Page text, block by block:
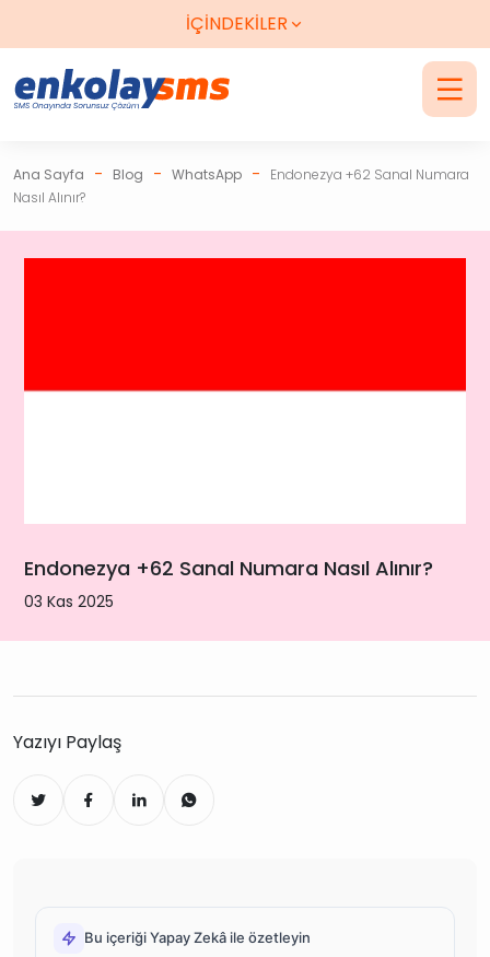
Paranız İade
Ana Sayfa - Blog - WhatsApp -
Endonezya +62 Sanal Numara
Nasıl Alınır?
Endonezya +62 Sanal Numara Nasıl Alınır?
03 Kas 2025
İÇİNDEKİLER
Yazıyı Paylaş
Bu içeriği Yapay Zekâ ile özetleyin